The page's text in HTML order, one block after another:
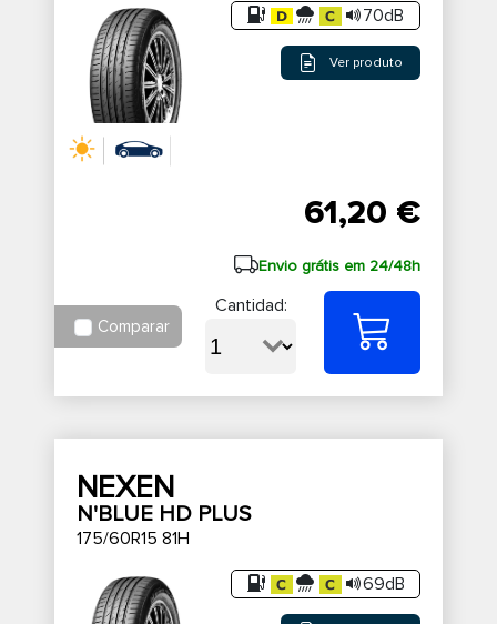
70dB
Ver produto
61,20 €
Envio grátis em 24/48h
Comparar
Cantidad:
NEXEN
N'BLUE HD PLUS
175/60R15 81H
69dB